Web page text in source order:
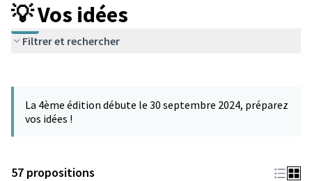
💡 Vos idées
Filtrer et rechercher
La 4ème édition débute le 30 septembre 2024, préparez
vos idées !
57 propositions